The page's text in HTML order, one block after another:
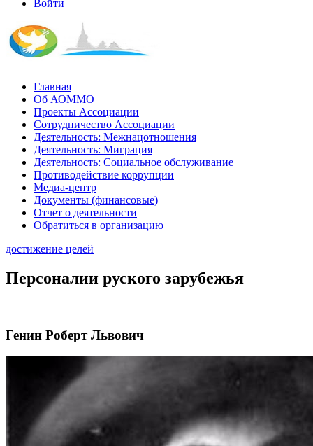
Войти
Главная
Об АОММО
Проекты Ассоциации
Сотрудничество Ассоциации
Деятельность: Межнацотношения
Деятельность: Миграция
Деятельность: Социальное обслуживание
Противодействие коррупции
Медиа-центр
Документы (финансовые)
Отчет о деятельности
Обратиться в организацию
достижение целей
Персоналии руского зарубежья
Генин Роберт Львович